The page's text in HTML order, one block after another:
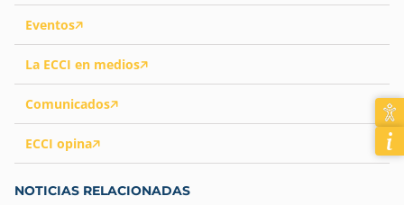
Eventos
La ECCI en medios
Comunicados
ECCI opina
NOTICIAS RELACIONADAS